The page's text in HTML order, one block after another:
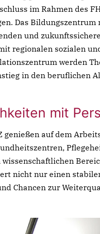
im Rahmen des
Das
und
regionalen sozialen
werden
in den beruflichen
mit
genießen auf dem
nicht nur einen
Chancen zur
Lorem ipsum dolor sit
adipisicing elit, sed do
ut labore et dolore
minim veniam, quis
ullamco laboris
ipsum dolor sit amet
ipsum dolor sit
do eiusmod tempor
aliqua. Ut enim ad
consequat.
ipsum dolor sit
do eiusmod tempor
aliqua. Ut enim ad
ullamco laboris